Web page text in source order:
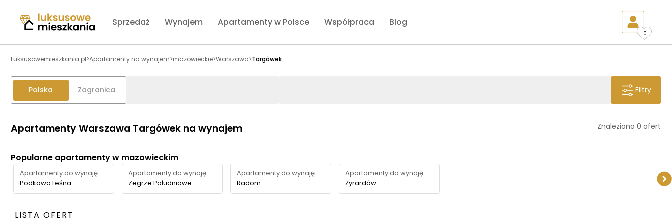
Sprzedaż Wynajem Apartamenty w Polsce Współpraca Blog
0
Luksusowemieszkania.pl>Apartamenty na wynajem>mazowieckie>Warszawa>Targówek
Polska Zagranica Filtry
Apartamenty Warszawa Targówek na wynajem Znaleziono 0 ofert
Popularne apartamenty w mazowieckim
Apartamenty do wynajęcia
Podkowa Leśna
Apartamenty do wynajęcia
Zegrze Południowe
Apartamenty do wynajęcia
Radom
Apartamenty do wynajęcia
Żyrardów
LISTA OFERT